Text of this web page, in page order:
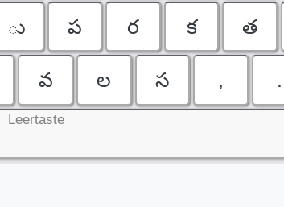
ు ప ర క త
వ ల స , .
Leertaste